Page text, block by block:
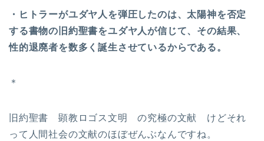
・ヒトラーがユダヤ人を弾圧したのは、太陽神を否定
する書物の旧約聖書をユダヤ人が信じて、その結果、
性的退廃者を数多く誕生させているからである。
＊
旧約聖書 顕教ロゴス文明 の究極の文献 けどそれ
って人間社会の文献のほぼぜんぶなんですね。